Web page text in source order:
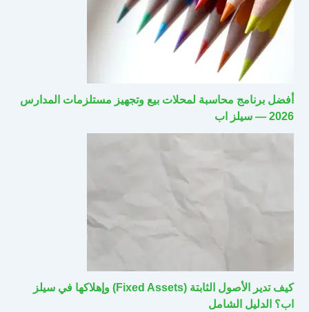
أفضل برنامج محاسبة لمحلات بيع وتجهيز مستلزمات المدارس
2026 — سيلز اب
كيف تدير الأصول الثابتة (Fixed Assets) وإهلاكها في سيلز
اب؟ الدليل الشامل